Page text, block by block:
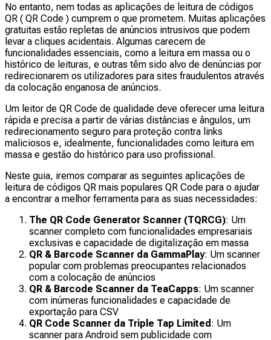
No entanto, nem todas as aplicações de leitura de códigos
QR ( QR Code ) cumprem o que prometem. Muitas aplicações
gratuitas estão repletas de anúncios intrusivos que podem
levar a cliques acidentais. Algumas carecem de
funcionalidades essenciais, como a leitura em massa ou o
histórico de leituras, e outras têm sido alvo de denúncias por
redirecionarem os utilizadores para sites fraudulentos através
da colocação enganosa de anúncios.
Um leitor de QR Code de qualidade deve oferecer uma leitura
rápida e precisa a partir de várias distâncias e ângulos, um
redirecionamento seguro para proteção contra links
maliciosos e, idealmente, funcionalidades como leitura em
massa e gestão do histórico para uso profissional.
Neste guia, iremos comparar as seguintes aplicações de
leitura de códigos QR mais populares QR Code para o ajudar
a encontrar a melhor ferramenta para as suas necessidades:
The QR Code Generator Scanner (TQRCG): Um
scanner completo com funcionalidades empresariais
exclusivas e capacidade de digitalização em massa
QR & Barcode Scanner da GammaPlay: Um scanner
popular com problemas preocupantes relacionados
com a colocação de anúncios
QR & Barcode Scanner da TeaCapps: Um scanner
com inúmeras funcionalidades e capacidade de
exportação para CSV
QR Code Scanner da Triple Tap Limited : Um
scanner para Android sem publicidade com